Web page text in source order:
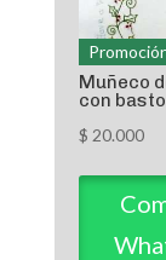
Muñeco
con
$ 20.000